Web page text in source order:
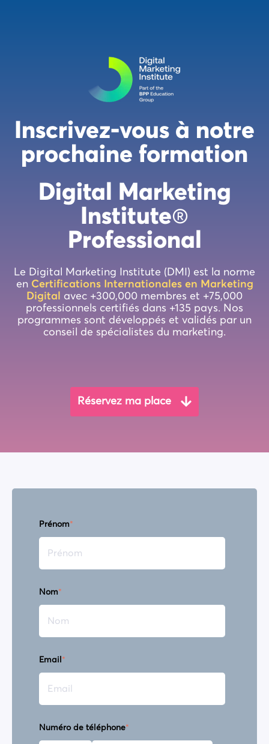
Inscrivez-vous à notre
prochaine formation
Digital Marketing
Institute®
Professional
Le Digital Marketing Institute (DMI) est la norme
en Certifications Internationales en Marketing
Digital
avec +300,000 membres et +75,000
professionnels certifiés dans +135 pays. Nos
programmes sont développés et validés par un
conseil de spécialistes du marketing.
Réservez ma place
Prénom*
Nom*
Email *
Numéro de téléphone*